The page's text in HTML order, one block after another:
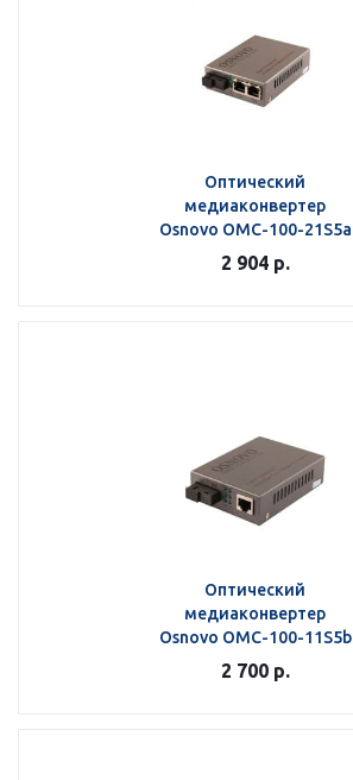
Оптический
медиаконвертер
Osnovo OMC-100-21S5a
2 904р.
Оптический
медиаконвертер
Osnovo OMC-100-11S5b
2 700р.